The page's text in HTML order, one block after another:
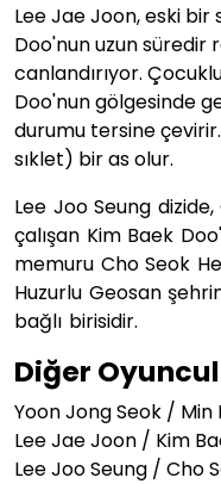
Lee Jae Joon, eski bir
Doo'nun uzun süredir
canlandırıyor.
Doo'nun gölgesinde
durumu tersine
sıklet) bir as olur.
Lee Joo Seung
çalışan Kim Baek
memuru Cho Seok
Huzurlu Geosan
bağlı birisidir.
Diğer
Yoon Jong Seok / Min
Lee Jae Joon / Kim
Lee Joo Seung / Cho